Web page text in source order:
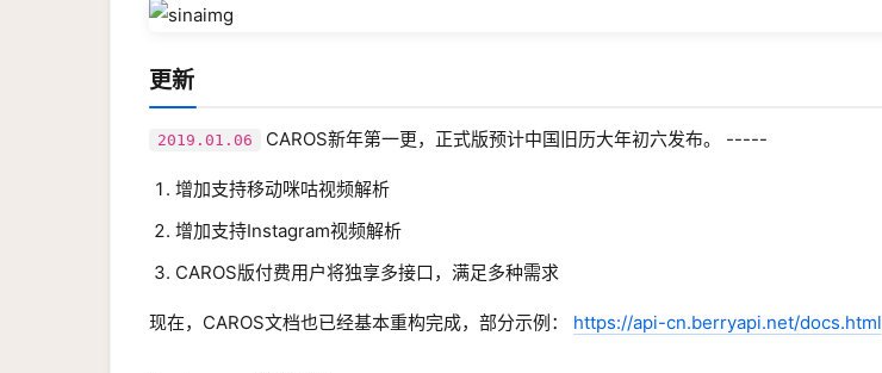
更新
2019.01.06 CAROS新年第一更，正式版预计中国旧历大年初六发布。 -----
增加支持移动咪咕视频解析
增加支持Instagram视频解析
CAROS版付费用户将独享多接口，满足多种需求
现在，CAROS文档也已经基本重构完成，部分示例： https://api-cn.berryapi.net/docs.html